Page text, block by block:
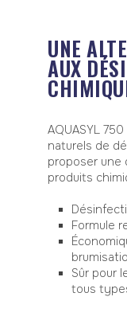
UNE
AUX
AQUASYL
naturels de
proposer une
produits
Formule
Sûr pour
tous